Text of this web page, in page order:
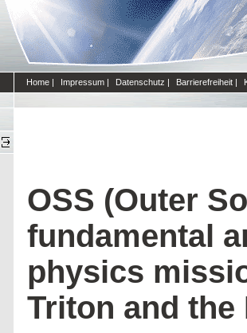
Home | Impressum | Datenschutz | Barrierefreiheit |
OSS (Outer
fundamental
physics
Triton and